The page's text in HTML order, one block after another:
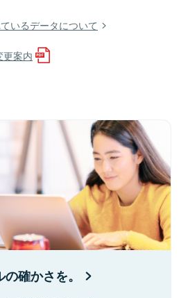
いるデータについて
案内
確かさを。